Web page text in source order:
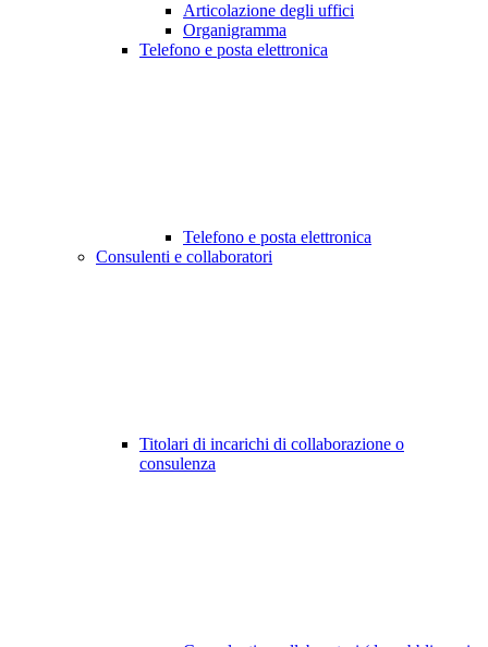
Articolazione degli uffici
Organigramma
Telefono e posta elettronica
Telefono e posta elettronica
Consulenti e collaboratori
Titolari di incarichi di collaborazione o
consulenza